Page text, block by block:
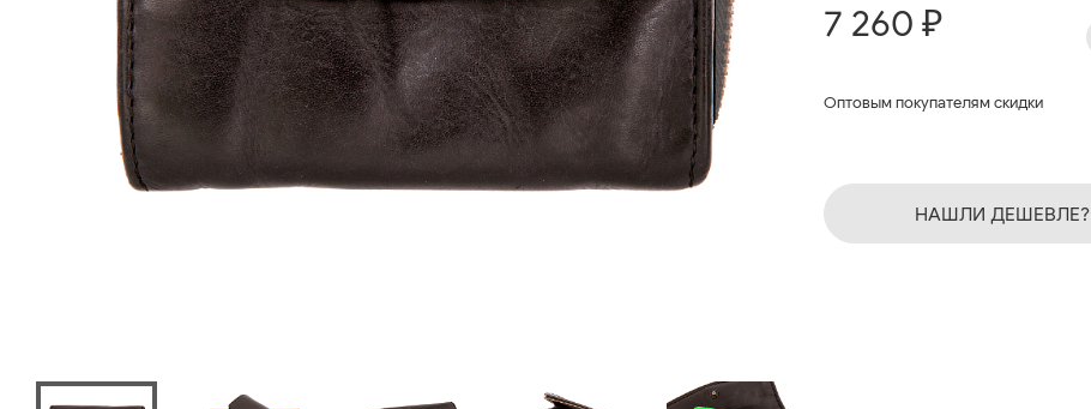
7 260 ₽
Оптовым покупателям скидки
НАШЛИ ДЕШЕВЛЕ?